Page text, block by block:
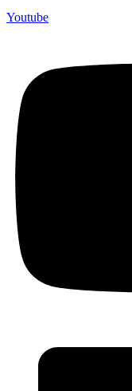
Youtube